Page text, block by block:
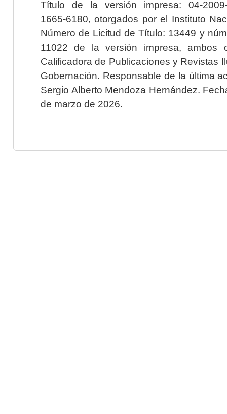
Título de la versión impresa: 04-2009-
1665-6180, otorgados por el Instituto
Número de Licitud de Título: 13449 y
11022 de la versión impresa, ambos
Calificadora de Publicaciones y Revistas
Gobernación. Responsable de la última
Sergio Alberto Mendoza Hernández.
de marzo de 2026.